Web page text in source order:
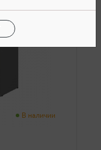
В наличии